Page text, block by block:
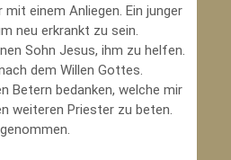
einem Anliegen. Ein junger
neu erkrankt zu sein.
Sohn Jesus, ihm zu helfen.
dem Willen Gottes.
Betern bedanken, welche mir
weiteren Priester zu beten.